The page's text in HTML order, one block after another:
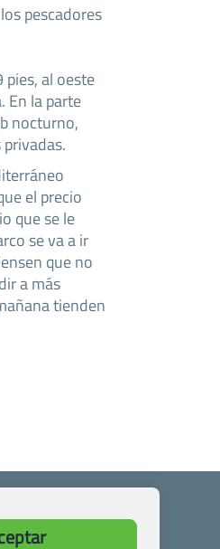
pescadores
al oeste
En la parte
nocturno,
el precio
que se le
se va a ir
que no
a más
tienden